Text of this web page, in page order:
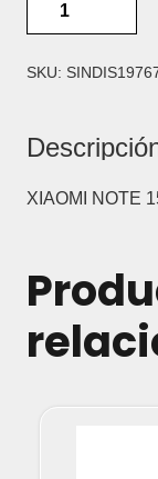
NOTE
4G/5G
DISPLAY
TOUCH
SKU:
XIAOMI NOTE